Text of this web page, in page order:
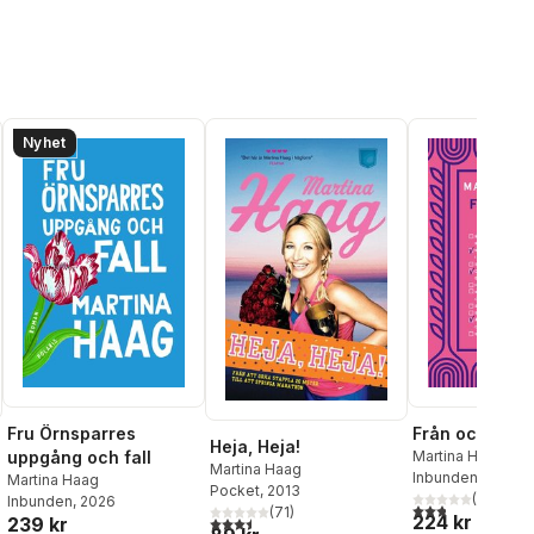
Nyhet
Fru Örnsparres
uppgång och fall
Martina Haag
Inbunden, 2026
239 kr
Heja, Heja!
Martina Haag
Pocket, 2013
3,5utav 5 stjärnor. Totalt antal röster:
(71)
Från och med
Martina Haag
Inbunden
2,8utav 5(
224 kr